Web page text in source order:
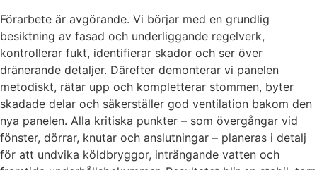
Förarbete är avgörande. Vi börjar med en grundlig
besiktning av fasad och underliggande regelverk,
kontrollerar fukt, identifierar skador och ser över
dränerande detaljer. Därefter demonterar vi panelen
metodiskt, rätar upp och kompletterar stommen, byter
skadade delar och säkerställer god ventilation bakom den
nya panelen. Alla kritiska punkter – som övergångar vid
fönster, dörrar, knutar och anslutningar – planeras i detalj
för att undvika köldbryggor, inträngande vatten och